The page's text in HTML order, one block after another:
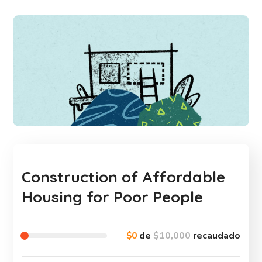
Construction of Affordable
Housing for Poor People
$0de $10,000 recaudado